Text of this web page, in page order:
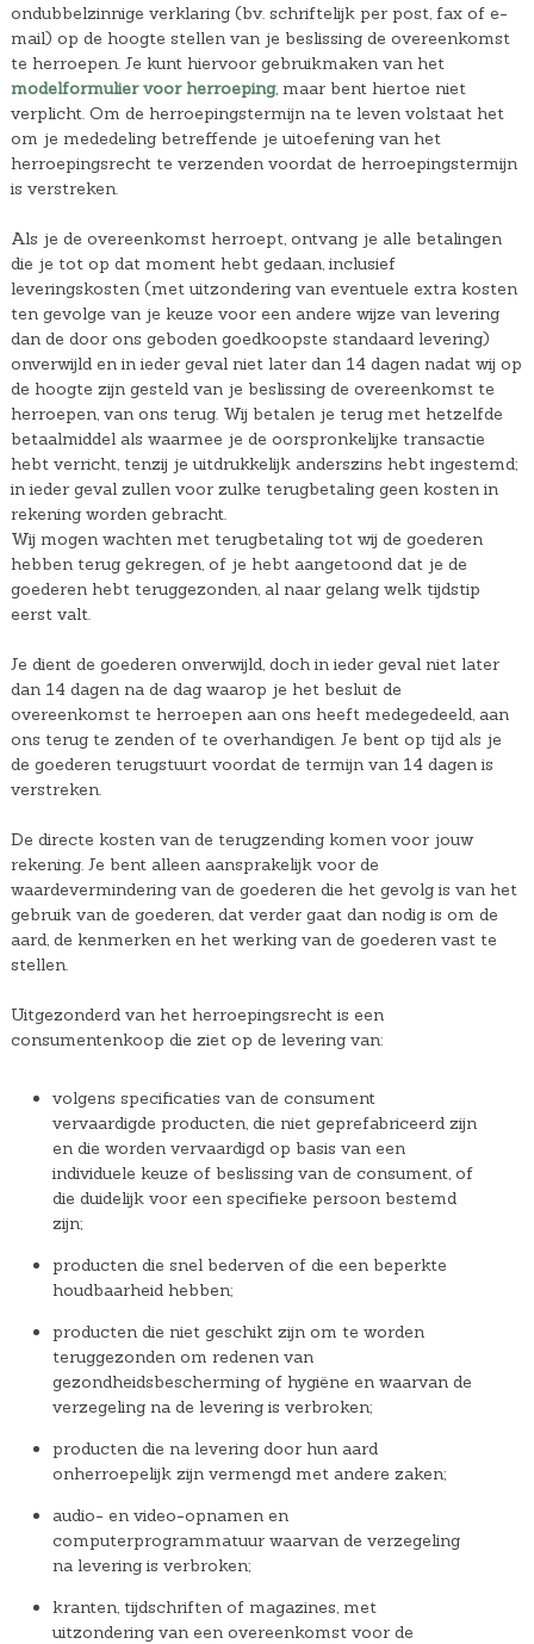
ondubbelzinnige verklaring (bv. schriftelijk per post, fax of e-
mail) op de hoogte stellen van je beslissing de overeenkomst
te herroepen. Je kunt hiervoor gebruikmaken van het
modelformulier voor herroeping, maar bent hiertoe niet
verplicht. Om de herroepingstermijn na te leven volstaat het
om je mededeling betreffende je uitoefening van het
herroepingsrecht te verzenden voordat de herroepingstermijn
is verstreken.
Als je de overeenkomst herroept, ontvang je alle betalingen
die je tot op dat moment hebt gedaan, inclusief
leveringskosten (met uitzondering van eventuele extra kosten
ten gevolge van je keuze voor een andere wijze van levering
dan de door ons geboden goedkoopste standaard levering)
onverwijld en in ieder geval niet later dan 14 dagen nadat wij op
de hoogte zijn gesteld van je beslissing de overeenkomst te
herroepen, van ons terug. Wij betalen je terug met hetzelfde
betaalmiddel als waarmee je de oorspronkelijke transactie
hebt verricht, tenzij je uitdrukkelijk anderszins hebt ingestemd;
in ieder geval zullen voor zulke terugbetaling geen kosten in
rekening worden gebracht.
Wij mogen wachten met terugbetaling tot wij de goederen
hebben terug gekregen, of je hebt aangetoond dat je de
goederen hebt teruggezonden, al naar gelang welk tijdstip
eerst valt.
Je dient de goederen onverwijld, doch in ieder geval niet later
dan 14 dagen na de dag waarop je het besluit de
overeenkomst te herroepen aan ons heeft medegedeeld, aan
ons terug te zenden of te overhandigen. Je bent op tijd als je
de goederen terugstuurt voordat de termijn van 14 dagen is
verstreken.
De directe kosten van de terugzending komen voor jouw
rekening. Je bent alleen aansprakelijk voor de
waardevermindering van de goederen die het gevolg is van het
gebruik van de goederen, dat verder gaat dan nodig is om de
aard, de kenmerken en het werking van de goederen vast te
stellen.
Uitgezonderd van het herroepingsrecht is een
consumentenkoop die ziet op de levering van:
volgens specificaties van de consument
vervaardigde producten, die niet geprefabriceerd zijn
en die worden vervaardigd op basis van een
individuele keuze of beslissing van de consument, of
die duidelijk voor een specifieke persoon bestemd
zijn;
producten die snel bederven of die een beperkte
houdbaarheid hebben;
producten die niet geschikt zijn om te worden
teruggezonden om redenen van
gezondheidsbescherming of hygiëne en waarvan de
verzegeling na de levering is verbroken;
producten die na levering door hun aard
onherroepelijk zijn vermengd met andere zaken;
audio- en video-opnamen en
computerprogrammatuur waarvan de verzegeling
na levering is verbroken;
kranten, tijdschriften of magazines, met
uitzondering van een overeenkomst voor de